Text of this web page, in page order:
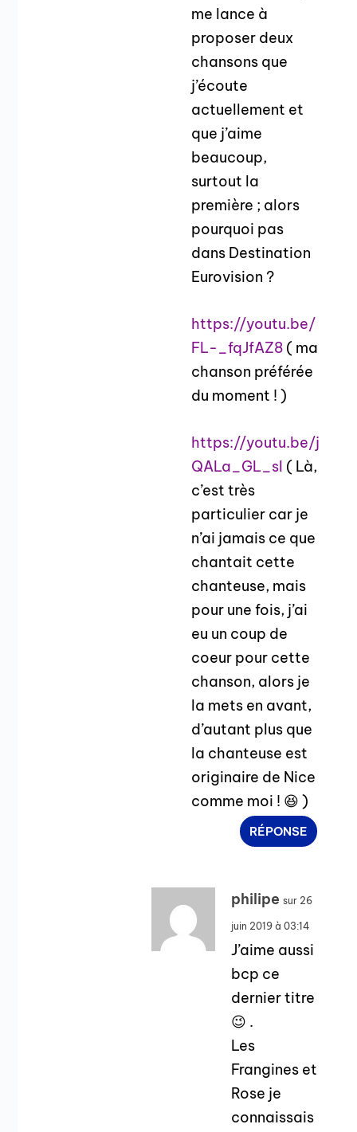
me lance à
proposer deux
chansons que
j’écoute
actuellement et
que j’aime
beaucoup,
surtout la
première ; alors
pourquoi pas
dans Destination
Eurovision ?
https://youtu.be/
FL-_fqJfAZ8 ( ma
chanson préférée
du moment ! )
https://youtu.be/j
QALa_GL_sI ( Là,
c’est très
particulier car je
n’ai jamais ce que
chantait cette
chanteuse, mais
pour une fois, j’ai
eu un coup de
coeur pour cette
chanson, alors je
la mets en avant,
d’autant plus que
la chanteuse est
originaire de Nice
comme moi ! 😆 )
RÉPONSE
philipe sur 26
juin 2019 à 03:14
J’aime aussi
bcp ce
dernier titre
😉 .
Les
Frangines et
Rose je
connaissais